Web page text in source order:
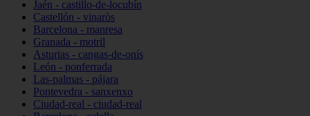
Jaén - castillo-de-locubín
Castellón - vinaròs
Barcelona - manresa
Granada - motril
Asturias - cangas-de-onís
León - ponferrada
Las-palmas - pájara
Pontevedra - sanxenxo
Ciudad-real - ciudad-real